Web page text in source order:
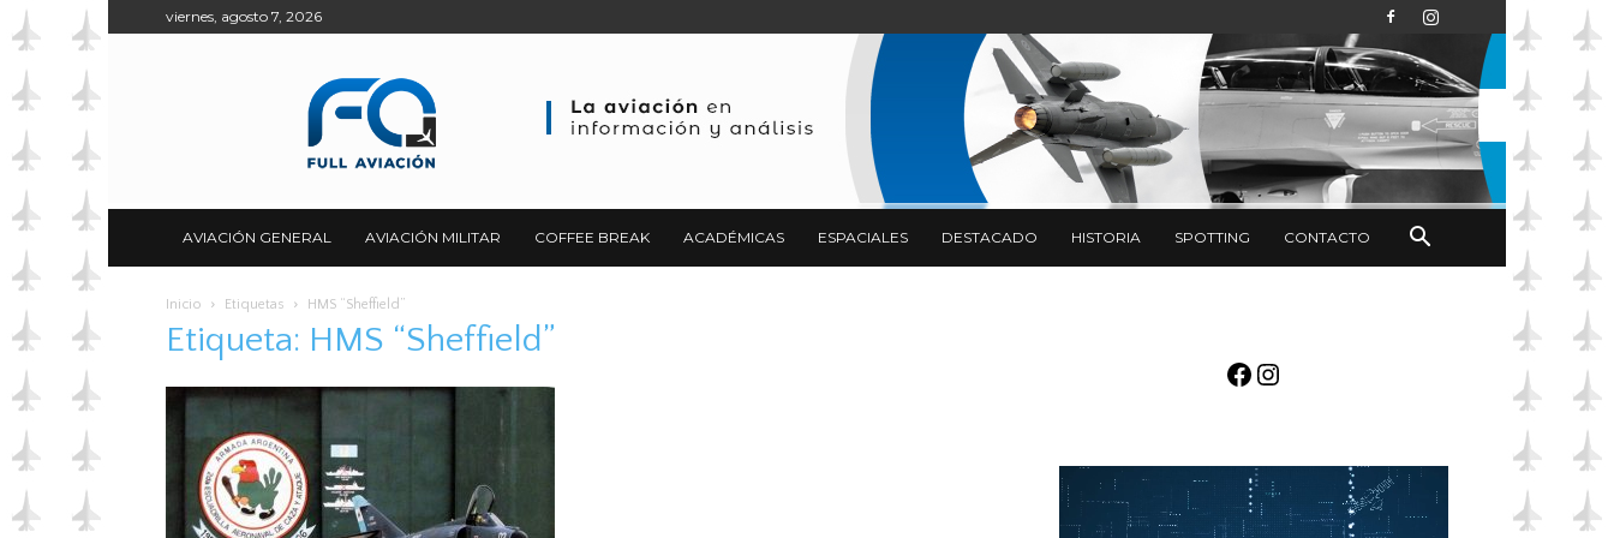
viernes, agosto 7, 2026
AVIACIÓN GENERAL AVIACIÓN MILITAR COFFEE BREAK ACADÉMICAS ESPACIALES DESTACADO HISTORIA SPOTTING CONTACTO
Inicio Etiquetas HMS “Sheffield”
Etiqueta: HMS “Sheffield”
Facebook
Instagram